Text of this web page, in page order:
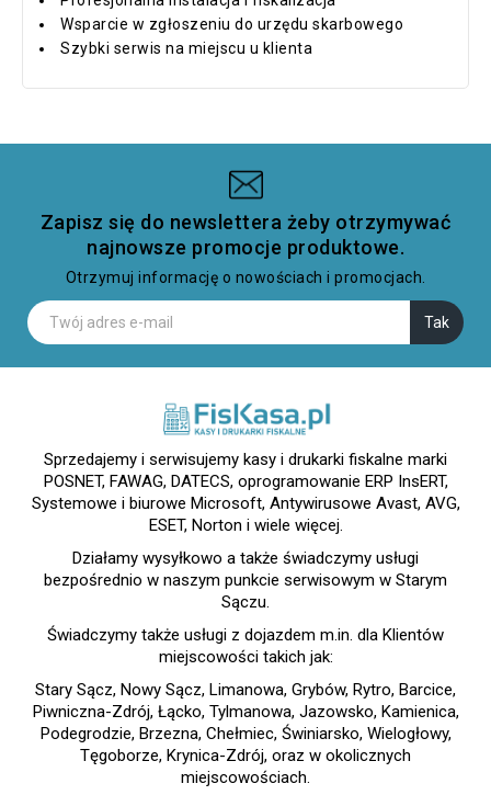
Wsparcie w zgłoszeniu do urzędu skarbowego
Szybki serwis na miejscu u klienta
Zapisz się do newslettera żeby otrzymywać
najnowsze promocje produktowe.
Otrzymuj informację o nowościach i promocjach.
Sprzedajemy i serwisujemy kasy i drukarki fiskalne marki
POSNET, FAWAG, DATECS, oprogramowanie ERP InsERT,
Systemowe i biurowe Microsoft, Antywirusowe Avast, AVG,
ESET, Norton i wiele więcej.
Działamy wysyłkowo a także świadczymy usługi
bezpośrednio w naszym punkcie serwisowym w Starym
Sączu.
Świadczymy także usługi z dojazdem m.in. dla Klientów
miejscowości takich jak:
Stary Sącz, Nowy Sącz, Limanowa, Grybów, Rytro, Barcice,
Piwniczna-Zdrój, Łącko, Tylmanowa, Jazowsko, Kamienica,
Podegrodzie, Brzezna, Chełmiec, Świniarsko, Wielogłowy,
Tęgoborze, Krynica-Zdrój, oraz w okolicznych
miejscowościach.